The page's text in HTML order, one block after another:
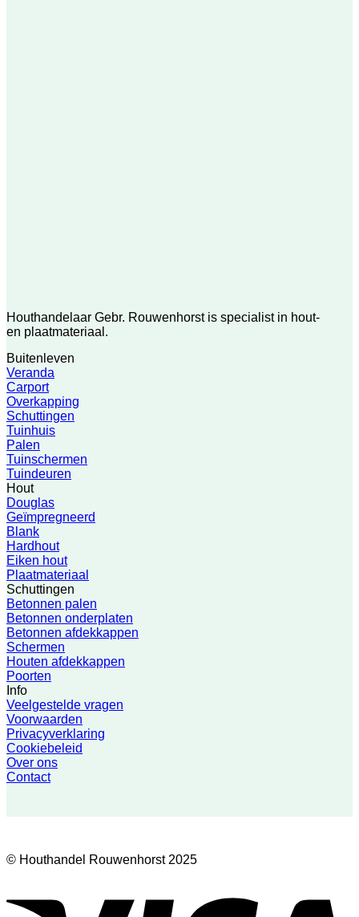
Houthandelaar Gebr. Rouwenhorst is specialist in hout-
en plaatmateriaal.
Buitenleven
Veranda
Carport
Overkapping
Schuttingen
Tuinhuis
Palen
Tuinschermen
Tuindeuren
Hout
Douglas
Geïmpregneerd
Blank
Hardhout
Eiken hout
Plaatmateriaal
Schuttingen
Betonnen palen
Betonnen onderplaten
Betonnen afdekkappen
Schermen
Houten afdekkappen
Poorten
Info
Veelgestelde vragen
Voorwaarden
Privacyverklaring
Cookiebeleid
Over ons
Contact
© Houthandel Rouwenhorst 2025